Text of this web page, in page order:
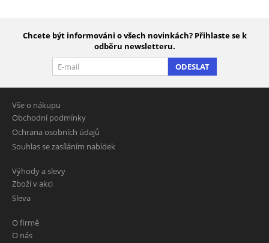
Chcete být informováni o všech novinkách? Přihlaste se k
odběru newsletteru.
ODESLAT
Vše o nákupu
Obchodní podmínky
Ochrana osobních údajů
Souhlas se zasíláním nabídek
Výhody a slevy
Zboží v akci
Sleva
O firmě
O nás